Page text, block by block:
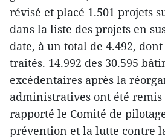
révisé et placé 1.501 projets
dans la liste des projets en
date, à un total de 4.492,
traités. 14.992 des 30.595
excédentaires après la
administratives ont été remis
rapporté le Comité de
prévention et la lutte contre